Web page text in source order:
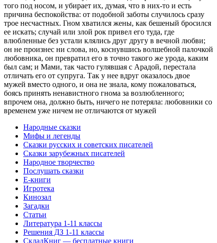
Народные сказки
Мифы и легенды
Сказки русских и советских писателей
Сказки зарубежных писателей
Народное творчество
Послушать сказки
Е-книги
Игротека
Кинозал
Загадки
Статьи
Литература 1-11 классы
Решения ДЗ 1-11 классы
СкладКниг — бесплатные книги